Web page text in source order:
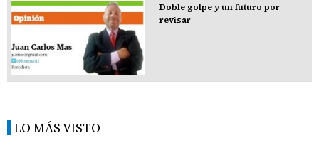
Doble golpe y un futuro por
revisar
LO MÁS VISTO